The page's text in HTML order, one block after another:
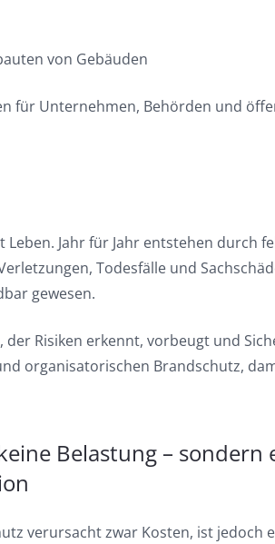
von Gebäuden
für Unternehmen, Behörden und
Jahr für Jahr entstehen durch
Todesfälle und
gewesen.
Risiken erkennt, vorbeugt und
organisatorischen Brandschutz,
Belastung – sondern
verursacht zwar Kosten, ist jedoch